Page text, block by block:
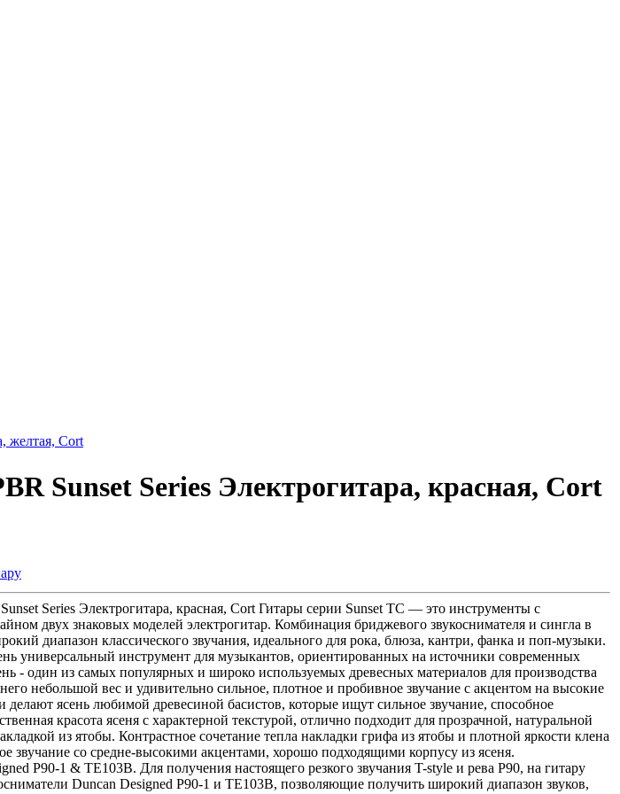
желтая, Cort
Sunset Series Электрогитара, красная, Cort
Series Электрогитара, красная, Cort Гитары серии Sunset TC — это инструменты с
двух знаковых моделей электрогитар. Комбинация бриджевого звукоснимателя и сингла в
диапазон классического звучания, идеального для рока, блюза, кантри, фанка и поп-музыки.
универсальный инструмент для музыкантов, ориентированных на источники современных
- один из самых популярных и широко используемых древесных материалов для производства
небольшой вес и удивительно сильное, плотное и пробивное звучание с акцентом на высокие
делают ясень любимой древесиной басистов, которые ищут сильное звучание, способное
красота ясеня с характерной текстурой, отлично подходит для прозрачной, натуральной
из ятобы. Контрастное сочетание тепла накладки грифа из ятобы и плотной яркости клена
звучание со средне-высокими акцентами, хорошо подходящими корпусу из ясеня.
P90-1 & TE103B. Для получения настоящего резкого звучания T-style и рева P90, на гитару
Duncan Designed P90-1 и TE103B, позволяющие получить широкий диапазон звуков,